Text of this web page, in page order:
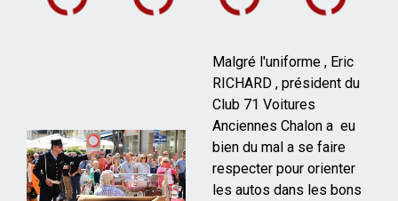
Malgré l'uniforme , Eric
RICHARD , président du
Club 71 Voitures
Anciennes Chalon a eu
bien du mal a se faire
respecter pour orienter
les autos dans les bons